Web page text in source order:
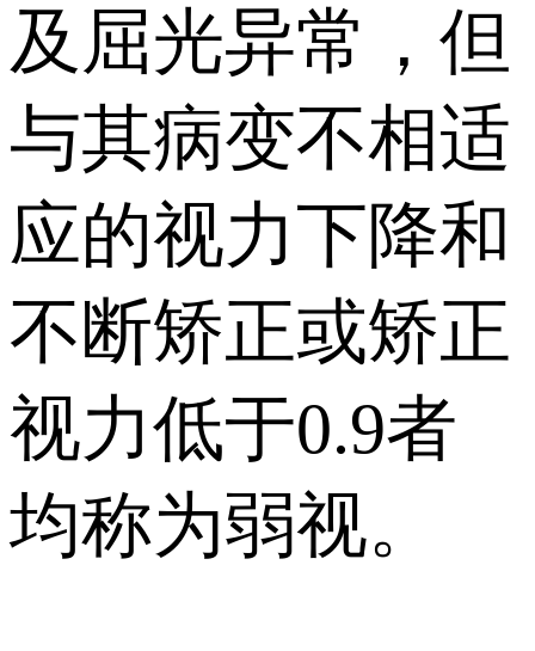
及屈光异常，但
与其病变不相适
应的视力下降和
不断矫正或矫正
视力低于0.9者
均称为弱视。